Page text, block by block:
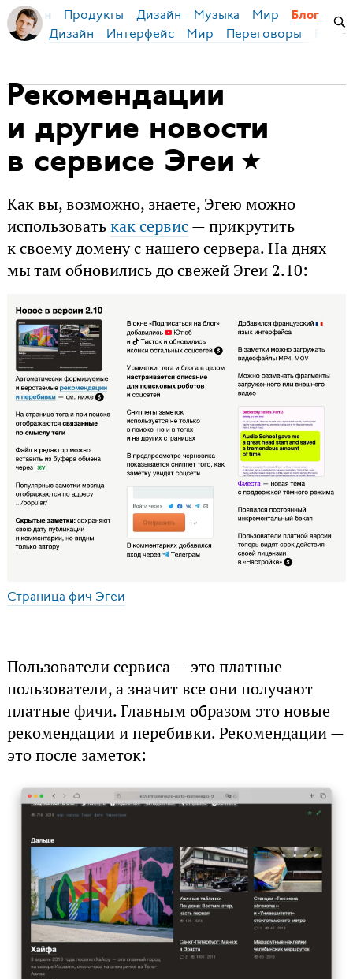
Бирман Продукты Дизайн Музыка Мир Блог
Дизайн Интерфейс Мир Переговоры
Рекомендации
и другие новости
в сервисе Эгеи
Как вы, возможно, знаете, Эгею можно
использоватькак сервис— прикрутить
к своему домену с нашего сервера. На днях
мы там обновились до свежей Эгеи 2.10:
Страница фич Эгеи
Пользователи сервиса — это платные
пользователи, а значит все они получают
платные фичи. Главным образом это новые
рекомендации и перебивки. Рекомендации —
это после заметок: